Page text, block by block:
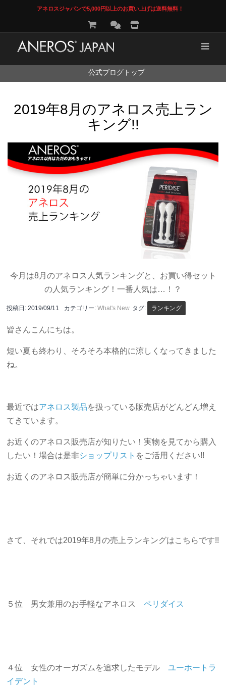
アネロスジャパンで5,000円以上のお買い上げは送料無料！
公式ブログトップ
2019年8月のアネロス売上ラン
キング!!
今月は8月のアネロス人気ランキングと、お買い得セット
の人気ランキング！一番人気は…！？
投稿日:2019/09/11 カテゴリー:What's New タグ: ランキング
皆さんこんにちは。
短い夏も終わり、そろそろ本格的に涼しくなってきました
ね。
最近ではアネロス製品を扱っている販売店がどんどん増え
てきています。
お近くのアネロス販売店が知りたい！実物を見てから購入
したい！場合は是非ショップリスト をご活用ください!!
お近くのアネロス販売店が簡単に分かっちゃいます！
さて、それでは2019年8月の売上ランキングはこちらです!!
５位 男女兼用のお手軽なアネロスペリダイス
４位 女性のオーガズムを追求したモデルユーホートラ
イデント